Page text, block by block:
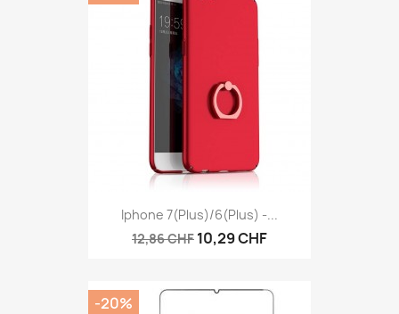
Iphone 7(plus)/6(plus) -...
12,86 CHF 10,29 CHF
-20%